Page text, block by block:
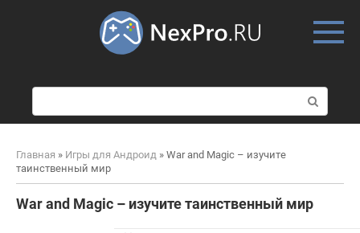
о
и
к
Главная » Игры для Андроид » War and Magic – изучите
таинственный мир
War and Magic – изучите таинственный мир